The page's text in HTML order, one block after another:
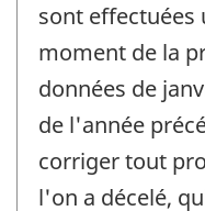
sont effectuées
moment de la
données de
de l'année
corriger tout
l'on a décelé,